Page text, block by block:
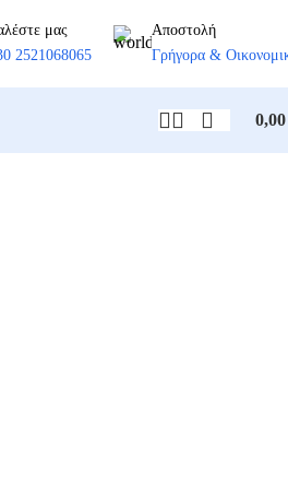
μας
2521068065
Αποστολή
Γρήγορα &